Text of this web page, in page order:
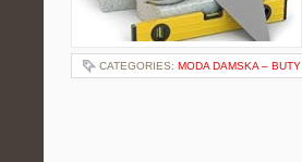
CATEGORIES: MODA DAMSKA – BUTY